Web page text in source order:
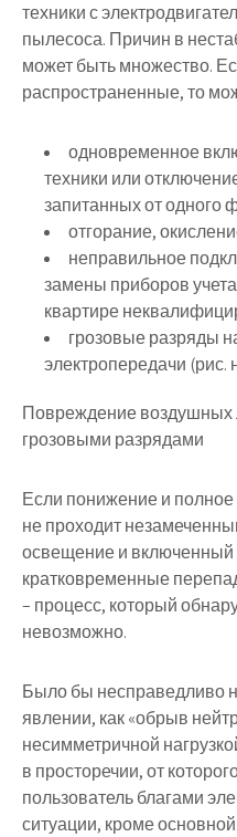
техники с
пылесоса. Причин в
может быть множество.
распространенные, то
одновременное
техники или
запитанных от одного
отгорание,
неправильное
замены приборов
квартире
грозовые разряды
электропередачи (рис.
Повреждение воздушных
грозовыми разрядами
Если понижение и
не проходит
освещение и включенный
кратковременные
– процесс, который
невозможно.
Было бы несправедливо
явлении, как «обрыв
несимметричной
в просторечии, от
пользователь благами
ситуации, кроме